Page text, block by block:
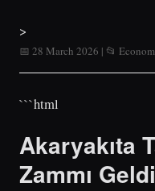
>
📅 28 March 2026 | 📂
```html
Akaryakıta
Zammı Geldi